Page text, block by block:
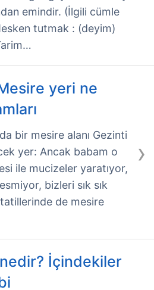
emindir. (İlgili cümle
tutmak : (deyim)
yeri ne
›
bir mesire alanı Gezinti
yer: Ancak babam o
ile mucizeler yaratıyor,
bizleri sık sık
de mesire
İçindekiler